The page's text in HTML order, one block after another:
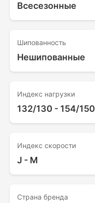
Всесезонные
Шипованность
Нешипованные
Индекс нагрузки
132/130 - 154/150
Индекс скорости
J - M
Страна бренда